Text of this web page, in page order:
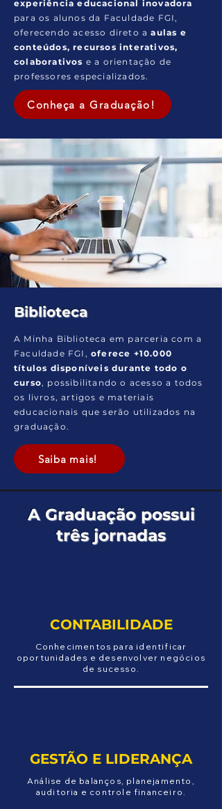
SAIBA MAIS
experiência educacional inovadora
para os alunos da Faculdade FGI,
oferecendo acesso direto aaulas e
conteúdos, recursos interativos,
colaborativos e a orientação de
professores especializados.
Conheça a Graduação!
Biblioteca
A Minha Biblioteca em parceria com a
Faculdade FGI, oferece +10.000
títulos disponíveis durante todo o
curso, possibilitando o acesso a todos
os livros, artigos e materiais
educacionais que serão utilizados na
graduação.
Saiba mais!
A Graduação possui
três jornadas
CONTABILIDADE
Conhecimentos para identificar
oportunidades e desenvolver negócios
de sucesso.
GESTÃO E LIDERANÇA
Análise de balanços, planejamento,
auditoria e controle financeiro.